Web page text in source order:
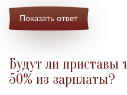
Показать ответ
Будут ли приставы
50% из зарплаты?